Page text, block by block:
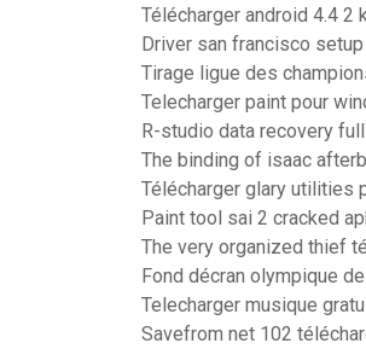
Télécharger android 4.4 2
Driver san francisco
Tirage ligue des
Telecharger paint pour
R-studio data recovery full
The binding of isaac
Télécharger glary utilities
Paint tool sai 2 cracked
The very organized thief
Fond décran olympique
Telecharger musique
Savefrom net 102